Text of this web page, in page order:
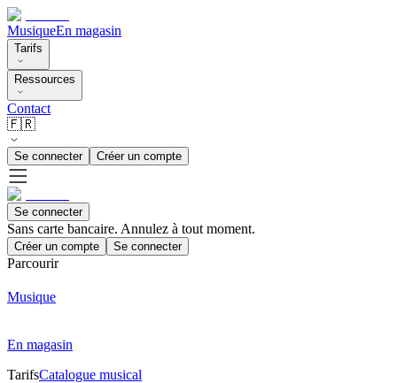
MusiqueEn magasin
Tarifs
Ressources
Contact
🇫🇷
Se connecter Créer un compte
Se connecter
Sans carte bancaire. Annulez à tout moment.
Créer un compte Se connecter
Parcourir
Musique
En magasin
TarifsCatalogue musical